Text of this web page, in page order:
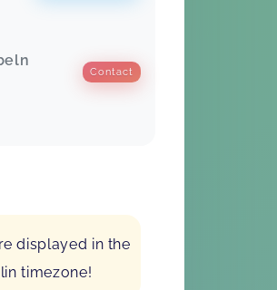
Contact
displayed in the
timezone!